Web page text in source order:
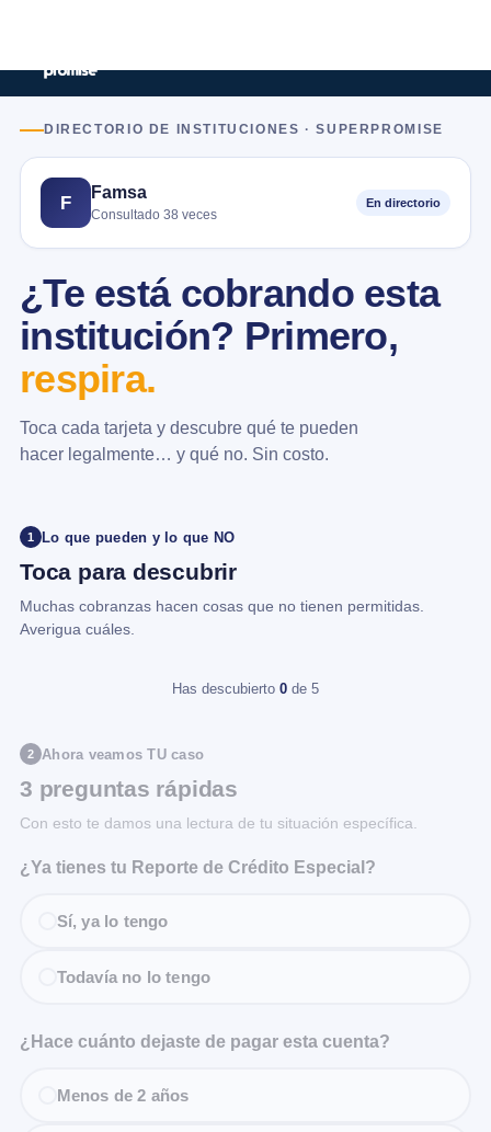
DIRECTORIO DE INSTITUCIONES · SUPERPROMISE
F
Famsa
Consultado 38 veces
En directorio
¿Te está cobrando esta
institución? Primero,
respira.
Toca cada tarjeta y descubre qué te pueden
hacer legalmente… y qué no. Sin costo.
1 Lo que pueden y lo que NO
Toca para descubrir
Muchas cobranzas hacen cosas que no tienen permitidas.
Averigua cuáles.
Has descubierto 0 de 5
2 Ahora veamos TU caso
3 preguntas rápidas
Con esto te damos una lectura de tu situación específica.
¿Ya tienes tu Reporte de Crédito Especial?
Sí, ya lo tengo
Todavía no lo tengo
¿Hace cuánto dejaste de pagar esta cuenta?
Menos de 2 años